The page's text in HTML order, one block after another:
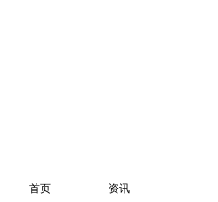
首页 资讯